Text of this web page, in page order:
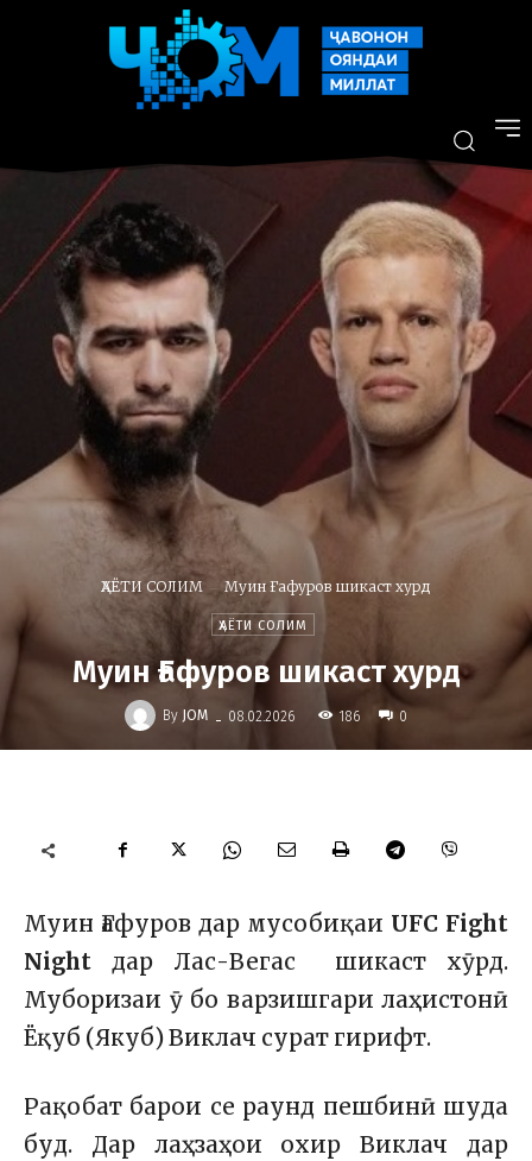
ҲАЁТИ СОЛИМ Муин Ғафуров шикаст хурд
ҲАЁТИ СОЛИМ
Муин Ғафуров шикаст хурд
By JOM - 08.02.2026 186 0
Муин Ғафуров дар мусобиқаи UFC Fight
Night дар Лас-Вегас шикаст хӯрд.
Муборизаи ӯ бо варзишгари лаҳистонӣ
Ёқуб (Якуб) Виклач сурат гирифт.
Рақобат барои се раунд пешбинӣ шуда
буд. Дар лаҳзаҳои охир Виклач дар